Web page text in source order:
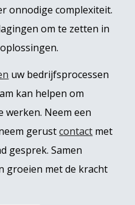
onnodige complexiteit.
om te zetten in
uw bedrijfsprocessen
kan helpen om
Neem een
gerustcontact met
gesprek. Samen
groeien met de kracht